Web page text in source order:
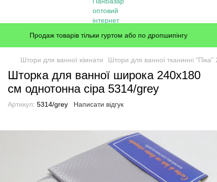
Продаж товарів тільки гуртом або по дропшипінгу
Штори для ванної кімнати Штори для ванної тканинні
Шторка для ванної широка 240x180
см однотонна сіра 5314/grey
Артикул: 5314/grey Написати відгук